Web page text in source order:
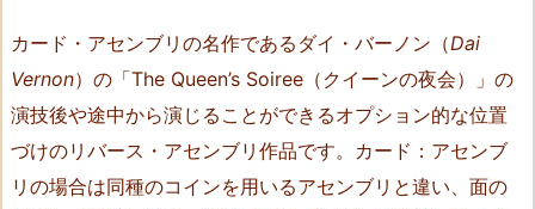
i
M
u
n
カード・アセンブリの名作であるダイ・バーノン（Dai
Vernon）の「The Queen’s Soiree（クイーンの夜会）」の
演技後や途中から演じることができるオプション的な位置
づけのリバース・アセンブリ作品です。カード：アセンブ
リの場合は同種のコインを用いるアセンブリと違い、面の